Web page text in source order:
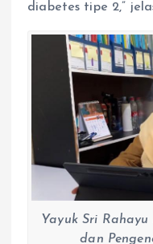
diabetes tipe 2,”
Yayuk Sri
dan